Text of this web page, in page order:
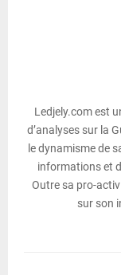
Ledjely.com est
d’analyses sur la
le dynamisme de
informations et
Outre sa pro-
sur son